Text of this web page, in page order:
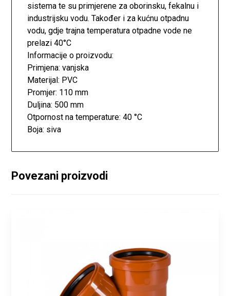
sistema te su primjerene za oborinsku, fekalnu i
industrijsku vodu. Također i za kućnu otpadnu
vodu, gdje trajna temperatura otpadne vode ne
prelazi 40°C
Informacije o proizvodu:
Primjena: vanjska
Materijal: PVC
Promjer: 110 mm
Duljina: 500 mm
Otpornost na temperature: 40 °C
Boja: siva
Povezani proizvodi